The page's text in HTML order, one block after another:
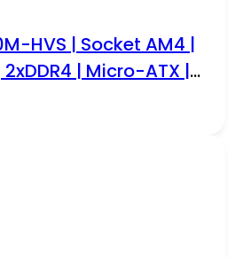
HVS | Socket AM4 |
| Micro-ATX |